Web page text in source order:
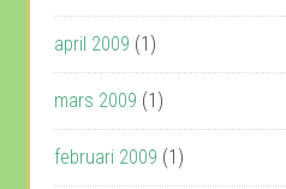
april 2009 (1)
mars 2009 (1)
februari 2009 (1)